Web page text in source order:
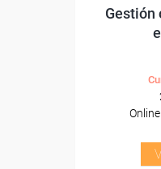
Gestión